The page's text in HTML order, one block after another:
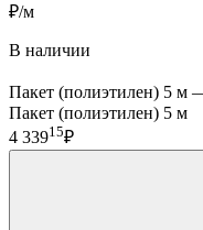
₽/м
В наличии
Пакет (полиэтилен) 5 м
Пакет (полиэтилен) 5 м
4 33915₽